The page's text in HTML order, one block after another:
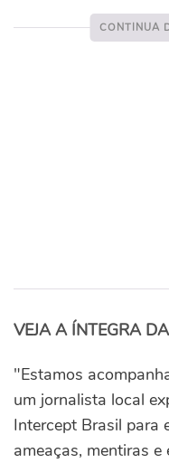
VEJA A ÍNTEGRA
"Estamos
um jornalista local
Intercept Brasil para
ameaças, mentiras